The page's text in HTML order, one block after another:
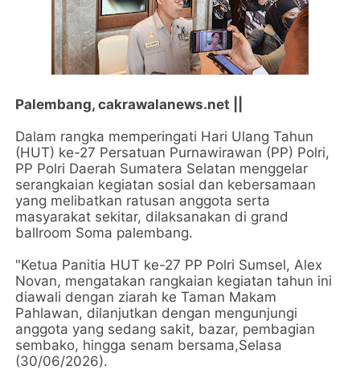
Palembang, cakrawalanews.net ||
Dalam rangka memperingati Hari Ulang Tahun
(HUT) ke-27 Persatuan Purnawirawan (PP) Polri,
PP Polri Daerah Sumatera Selatan menggelar
serangkaian kegiatan sosial dan kebersamaan
yang melibatkan ratusan anggota serta
masyarakat sekitar, dilaksanakan di grand
ballroom Soma palembang.
"Ketua Panitia HUT ke-27 PP Polri Sumsel, Alex
Novan, mengatakan rangkaian kegiatan tahun ini
diawali dengan ziarah ke Taman Makam
Pahlawan, dilanjutkan dengan mengunjungi
anggota yang sedang sakit, bazar, pembagian
sembako, hingga senam bersama,Selasa
(30/06/2026).